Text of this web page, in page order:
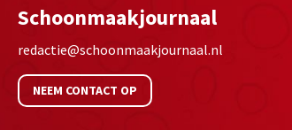
Schoonmaakjournaal
redactie@schoonmaakjournaal.nl
NEEM CONTACT OP